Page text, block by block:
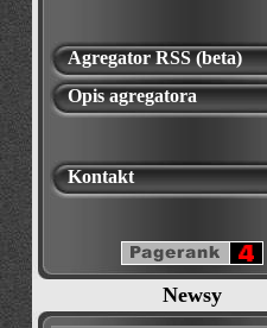
Agregator RSS (beta)
Opis agregatora
Kontakt
Newsy